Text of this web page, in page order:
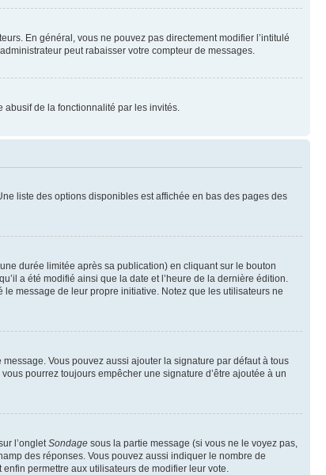
En général, vous ne pouvez pas directement modifier l’intitulé
peut rabaisser votre compteur de messages.
de la fonctionnalité par les invités.
liste des options disponibles est affichée en bas des pages des
durée limitée après sa publication) en cliquant sur le bouton
a été modifié ainsi que la date et l’heure de la dernière édition.
message de leur propre initiative. Notez que les utilisateurs ne
Vous pouvez aussi ajouter la signature par défaut à tous
vous pourrez toujours empêcher une signature d’être ajoutée à un
l’onglet Sondage sous la partie message (si vous ne le voyez pas,
des réponses. Vous pouvez aussi indiquer le nombre de
permettre aux utilisateurs de modifier leur vote.